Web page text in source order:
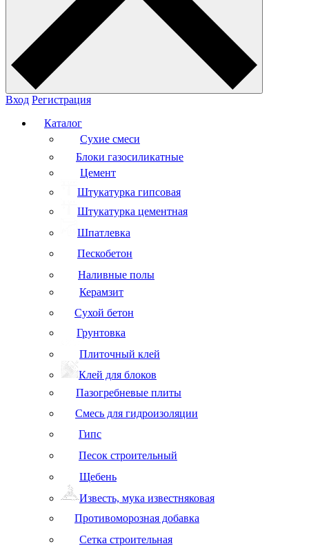
Вход Регистрация
Каталог
Сухие смеси
Блоки газосиликатные
Цемент
Штукатурка гипсовая
Штукатурка цементная
Шпатлевка
Пескобетон
Наливные полы
Керамзит
Сухой бетон
Грунтовка
Плиточный клей
Клей для блоков
Пазогребневые плиты
Смесь для гидроизоляции
Гипс
Песок строительный
Щебень
Известь, мука известняковая
Противоморозная добавка
Сетка строительная